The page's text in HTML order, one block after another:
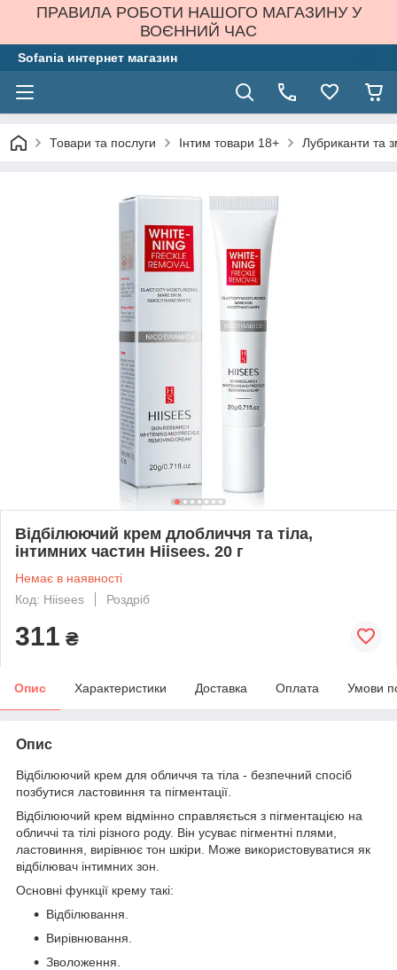
ПРАВИЛА РОБОТИ НАШОГО МАГАЗИНУ У
ВОЄННИЙ ЧАС
Sofania интернет магазин
Товари та послуги Інтим товари 18+ Лубриканти та
Відбілюючий крем длобличчя та тіла,
інтимних частин Hiisees. 20 г
Немає в наявності
Код: Hiisees
Роздріб
311 ₴
Опис Характеристики Доставка Оплата Умови
Опис
Відбілюючий крем для обличчя та тіла - безпечний спосіб
позбутися ластовиння та пігментації.
Відбілюючий крем відмінно справляється з пігментацією на
обличчі та тілі різного роду. Він усуває пігментні плями,
ластовиння, вирівнює тон шкіри. Може використовуватися як
відбілювач інтимних зон.
Основні функції крему такі:
Відбілювання.
Вирівнювання.
Зволоження.